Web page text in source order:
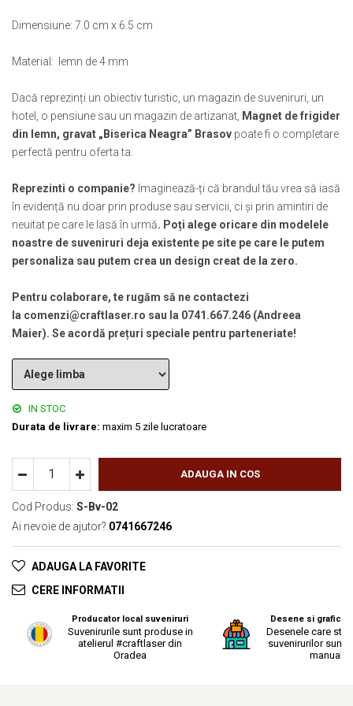
Muzeul Unirii Iasi
Bucuresti
Cluj Napoca
Colonada Imperiala, Buzias
Iasi
Oradea
Timisoara
Palate si Curti Domnesti
Palatul Alexandru Ioan Cuza,
Ruginoasa
Palatul Culturii Iasi
Suport pahare suvenir din lemn
Tablouri acuarela
Tablouri gravate
Tablouri metalice
Colectia "Visit Romania"
Colectia medievala
Colectia Vintage
Dimensiune: 7.0 cm x 6.5 cm
Material: lemn de 4 mm
Dacă reprezinți un obiectiv turistic, un magazin de suveniruri, un
hotel, o pensiune sau un magazin de artizanat, Magnet de frigider
din lemn, gravat „Biserica Neagra” Brasov poate fi o completare
perfectă pentru oferta ta.
Reprezinti o companie? Imaginează-ți că brandul tău vrea să iasă
în evidență nu doar prin produse sau servicii, ci și prin amintiri de
neuitat pe care le lasă în urmă. Poți alege oricare din modelele
noastre de suveniruri deja existente pe site pe care le putem
personaliza sau putem crea un design creat de la zero.
Pentru colaborare, te rugăm să ne contactezi
la comenzi@craftlaser.ro sau la 0741.667.246 (Andreea
Maier). Se acordă prețuri speciale pentru parteneriate!
IN STOC
Durata de livrare: maxim 5 zile lucratoare
ADAUGA IN COS
Cod Produs: S-Bv-02
Ai nevoie de ajutor? 0741667246
ADAUGA LA FAVORITE
CERE INFORMATII
Producator local suveniruri
Suvenirurile sunt produse in
atelierul #craftlaser din
Oradea
Desene si grafica
Desenele care
suvenirurilor sunt
manual.